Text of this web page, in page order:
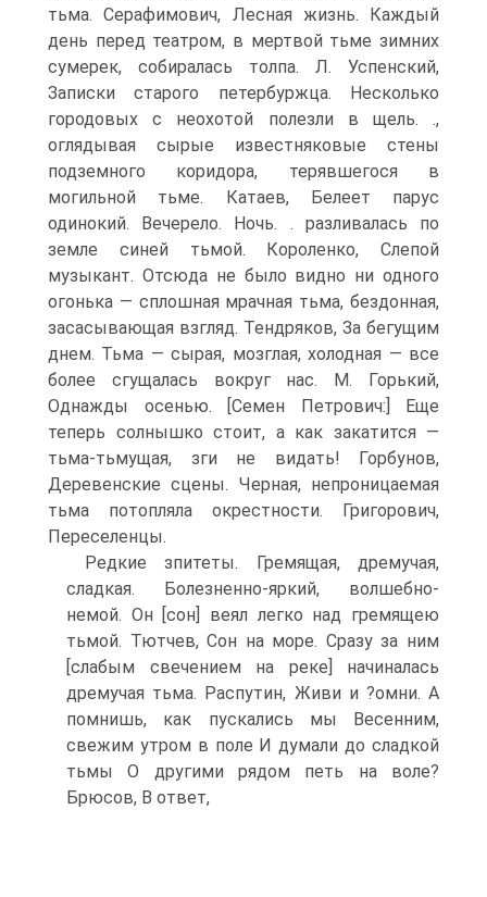
тьма. Серафимович, Лесная жизнь. Каждый
день перед театром, в мертвой тьме зимних
сумерек, собиралась толпа. Л. Успенский,
Записки старого петербуржца. Несколько
городовых с неохотой полезли в щель. .,
оглядывая сырые известняковые стены
подземного коридора, терявшегося в
могильной тьме. Катаев, Белеет парус
одинокий. Вечерело. Ночь. . разливалась по
земле синей тьмой. Короленко, Слепой
музыкант. Отсюда не было видно ни одного
огонька — сплошная мрачная тьма, бездонная,
засасывающая взгляд. Тендряков, За бегущим
днем. Тьма — сырая, мозглая, холодная — все
более сгущалась вокруг нас. М. Горький,
Однажды осенью. [Семен Петрович:] Еще
теперь солнышко стоит, а как закатится —
тьма-тьмущая, зги не видать! Горбунов,
Деревенские сцены. Черная, непроницаемая
тьма потопляла окрестности. Григорович,
Переселенцы.
Редкие зпитеты. Гремящая, дремучая,
сладкая. Болезненно-яркий, волшебно-
немой. Он [сон] веял легко над гремящею
тьмой. Тютчев, Сон на море. Сразу за ним
[слабым свечением на реке] начиналась
дремучая тьма. Распутин, Живи и ?омни. А
помнишь, как пускались мы Весенним,
свежим утром в поле И думали до сладкой
тьмы О другими рядом петь на воле?
Брюсов, В ответ,